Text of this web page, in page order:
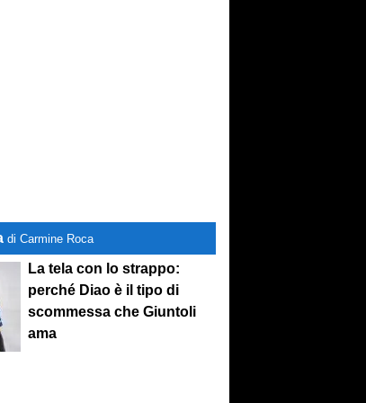
di Carmine Roca
La tela con lo strappo:
perché Diao è il tipo di
scommessa che Giuntoli
ama